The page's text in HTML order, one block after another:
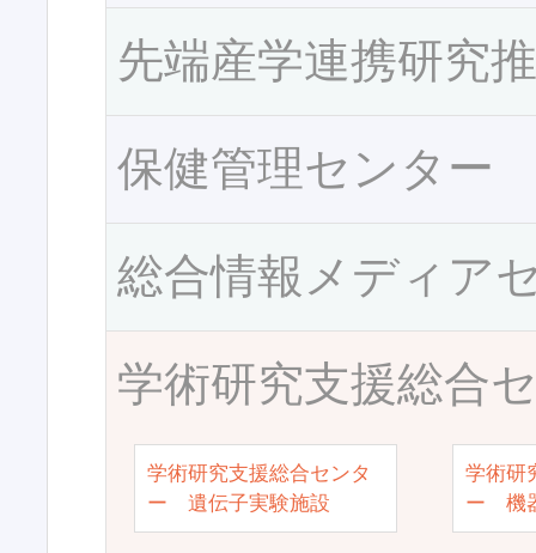
先端産学連携研究
保健管理センター
総合情報メディア
学術研究支援総合
学術研究支援総合センタ
ー 遺伝子実験施設
学術研
ー 機